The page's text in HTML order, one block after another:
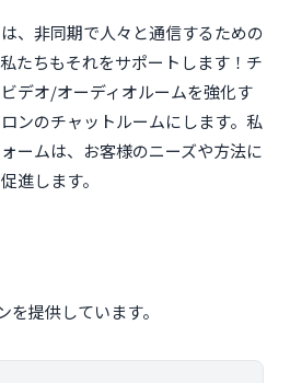
、非同期で人々と通信するための
たちもそれをサポートします！チ
デオ/オーディオルームを強化す
ンのチャットルームにします。私
ームは、お客様のニーズや方法に
進します。
提供しています。